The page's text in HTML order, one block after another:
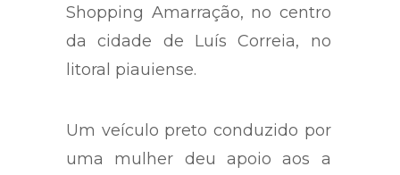
Banco do Brasil que fica no
Shopping Amarração, no centro
da cidade de Luís Correia, no
Um veículo preto conduzido por